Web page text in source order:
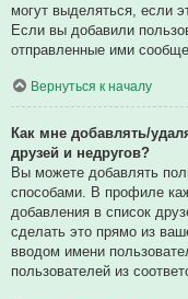
могут выделяться, если
Если вы добавили
отправленные ими
Вернуться к началу
Как мне добавлять/
друзей и недругов?
Вы можете добавлять
способами. В профиле
добавления в список
сделать это прямо из
вводом имени
пользователей из